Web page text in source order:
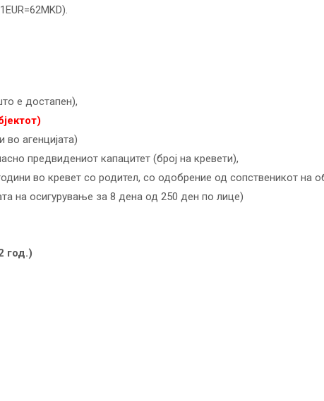
е достапен),
агенцијата)
предвидениот капацитет (број на кревети),
во кревет со родител, со одобрение од сопственикот на
на осигурување за 8 дена од 250 ден по лице)
год.)